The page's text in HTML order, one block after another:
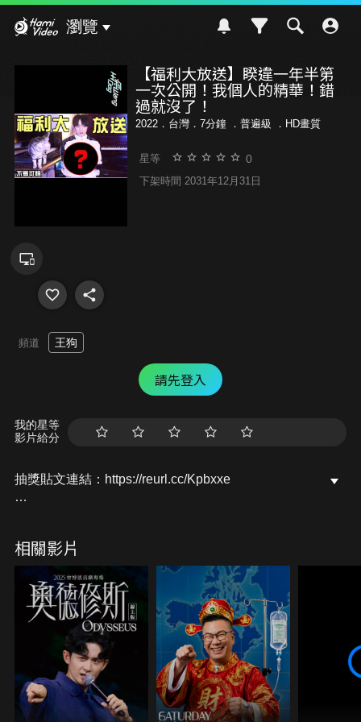
瀏覽
【福利大放送】睽違一年半第
一次公開！我個人的精華！錯
過就沒了！
2022．台灣．7分鐘 ． 普遍級 ．HD畫質
星等 0
下架時間 2031年12月31日
頻道 王狗
請先登入
我的星等
影片給分
抽獎貼文連結：https://reurl.cc/Kpbxxe
我們過兩天即將釋出NFT的內容！
會免費抽獎空投給兩名幸運兒
有興趣的人記得追蹤我以及貓逝的官方IG或FB哦！
若你有相關經歷，照片，影片歡迎投稿至下方連結
【投稿專區】：https://forms.gle/jtkcZVu298Ts3rpr7
【奇人報名】：
https://forms.gle/YHk9oVU35UM88Xoi8
相關影片